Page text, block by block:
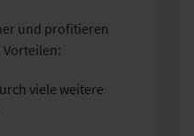
und profitieren
Vorteilen:
viele weitere